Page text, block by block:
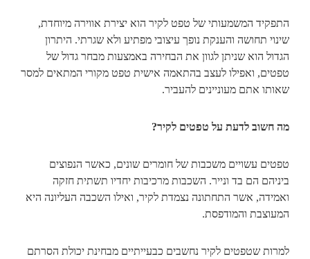
התפקיד המשמעותי של טפט לקיר הוא יצירת אווירה מיוחדת,
שינוי תחושה והענקת נופך עיצובי מפתיע ולא שגרתי. היתרון
הגדול הוא שניתן לגוון את הבחירה באמצעות מבחר גדול של
טפטים, ואפילו לעצב בהתאמה אישית טפט מקורי המתאים למסר
שאותו אתם מעוניינים להעביר.
מה חשוב לדעת על טפטים לקיר?
טפטים עשויים משכבות של חומרים שונים, כאשר הנפוצים
ביניהם הם בד ונייר. השכבות מרכיבות יחדיו תשתית חזקה
ואמידה, אשר התחתונה נצמדת לקיר, ואילו השכבה העליונה היא
המעוצבת והמודפסת.
למרות שטפטים לקיר נחשבים כבעייתיים מבחינת יכולת הסרתם